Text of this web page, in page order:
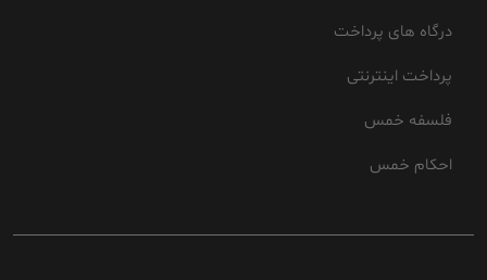
درگاه های پرداخت
پرداخت اینترنتی
فلسفه خمس
احکام خمس